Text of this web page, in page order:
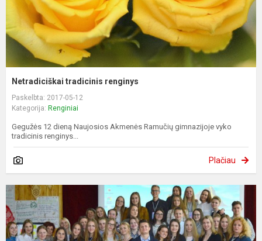
Netradiciškai tradicinis renginys
Paskelbta: 2017-05-12
Kategorija: Renginiai
Gegužės 12 dieną Naujosios Akmenės Ramučių gimnazijoje vyko
tradicinis renginys...
Plačiau